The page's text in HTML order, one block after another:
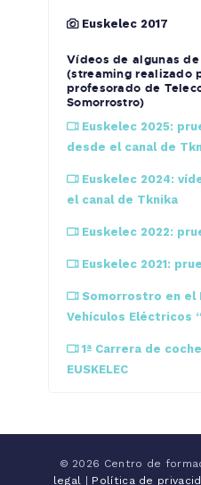
Euskelec 2017
Vídeos de algunas
(streaming realizado
profesorado de
Somorrostro)
Euskelec 2025:
desde el canal de
Euskelec 2024:
el canal de Tknika
Euskelec 2022:
Euskelec 2021:
Somorrostro en el
Vehículos Eléctricos
1ª Carrera de
EUSKELEC
© 2026 Centro de
legal
Política de